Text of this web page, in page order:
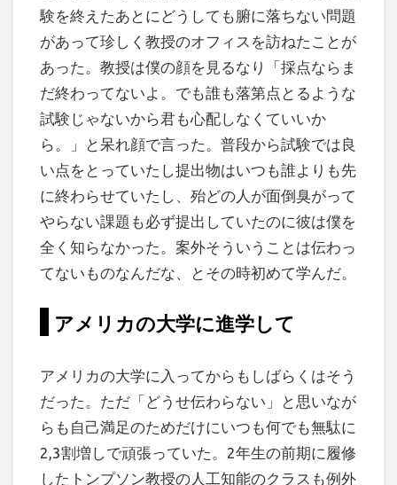
験を終えたあとにどうしても腑に落ちない問題
があって珍しく教授のオフィスを訪ねたことが
あった。教授は僕の顔を見るなり「採点ならま
だ終わってないよ。でも誰も落第点とるような
試験じゃないから君も心配しなくていいか
ら。」と呆れ顔で言った。普段から試験では良
い点をとっていたし提出物はいつも誰よりも先
に終わらせていたし、殆どの人が面倒臭がって
やらない課題も必ず提出していたのに彼は僕を
全く知らなかった。案外そういうことは伝わっ
てないものなんだな、とその時初めて学んだ。
アメリカの大学に進学して
アメリカの大学に入ってからもしばらくはそう
だった。ただ「どうせ伝わらない」と思いなが
らも自己満足のためだけにいつも何でも無駄に
2,3割増しで頑張っていた。2年生の前期に履修
したトンプソン教授の人工知能のクラスも例外